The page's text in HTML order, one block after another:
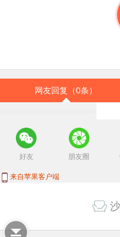
网友回复（0条）
好友 朋友圈
来自苹果客户端